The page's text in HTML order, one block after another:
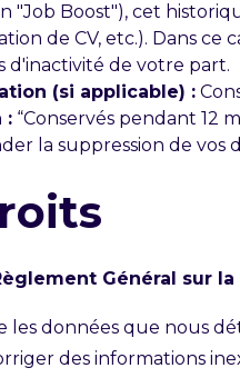
"Job Boost"), cet
de CV, etc.). Dans
d'inactivité de votre part.
(si applicable) :
: “Conservés pendant 12
la suppression de vos
Général sur
les données que nous
des informations